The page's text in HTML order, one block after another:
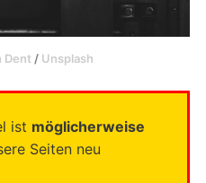
Dent / Unsplash
ist möglicherweise
Seiten neu